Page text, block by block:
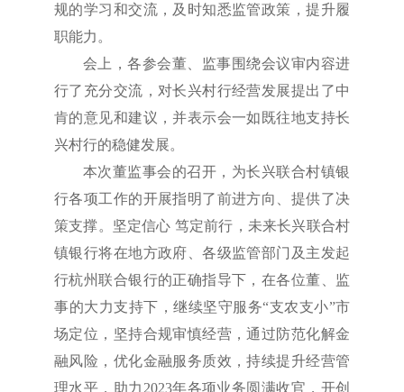
规的学习和交流，及时知悉监管政策，提升履
职能力。
会上，各参会董、监事围绕会议审内容进
行了充分交流，对长兴村行经营发展提出了中
肯的意见和建议，并表示会一如既往地支持长
兴村行的稳健发展。
本次董监事会的召开，为长兴联合村镇银
行各项工作的开展指明了前进方向、提供了决
策支撑。坚定信心 笃定前行，未来长兴联合村
镇银行将在地方政府、各级监管部门及主发起
行杭州联合银行的正确指导下，在各位董、监
事的大力支持下， 继续坚守服务“支农支小”市
场定位，坚持合规审慎经营，通过防范化解金
融风险，优化金融服务质效，持续提升经营管
理水平，助力2023年各项业务圆满收官， 开创